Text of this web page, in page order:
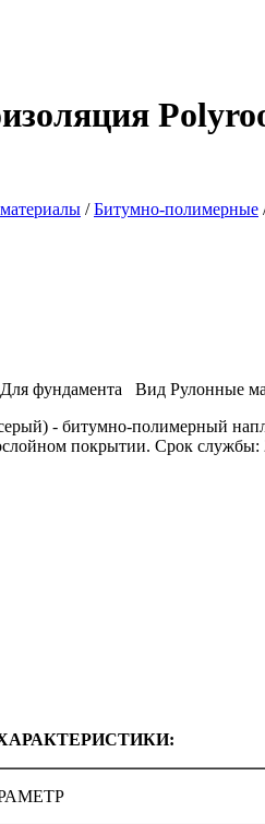
/Битумно-полимерные
Для фундамента Вид Рулонные
- битумно-полимерный
покрытии. Срок службы: